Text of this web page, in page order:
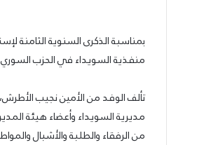
بمناسبة الذكرى السنوية
منفذية السويداء في الحزب
تألف الوفد من الأمين نجيب
مديرية السويداء وأعضاء هيئة
من الرفقاء والطلبة والأشبال